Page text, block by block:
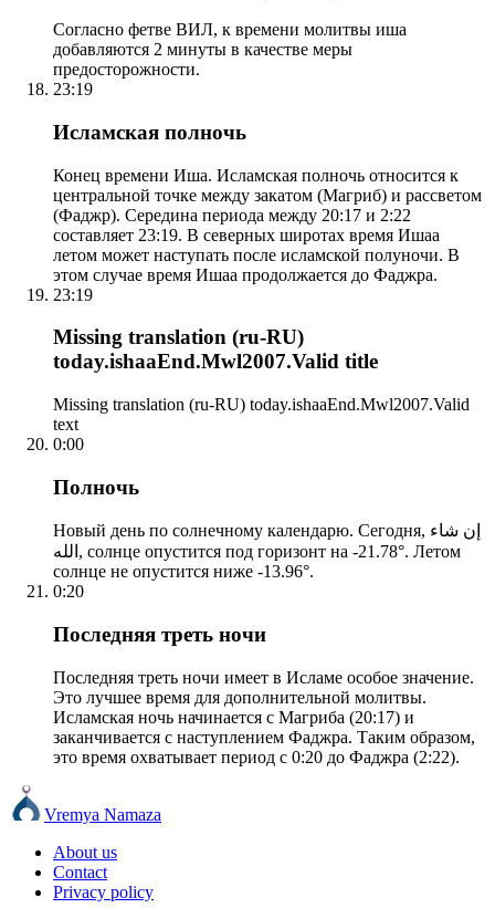
Согласно фетве ВИЛ, к времени молитвы иша
добавляются 2 минуты в качестве меры
предосторожности.
23:19
Исламская полночь
Конец времени Иша. Исламская полночь относится к
центральной точке между закатом (Магриб) и рассветом
(Фаджр). Середина периода между 20:17 и 2:22
составляет 23:19. В северных широтах время Ишаа
летом может наступать после исламской полуночи. В
этом случае время Ишаа продолжается до Фаджра.
23:19
Missing translation (ru-RU)
today.ishaaEnd.Mwl2007.Valid title
Missing translation (ru-RU) today.ishaaEnd.Mwl2007.Valid
text
0:00
Полночь
Новый день по солнечному календарю. Сегодня, إن شاء
الله, солнце опустится под горизонт на -21.78°. Летом
солнце не опустится ниже -13.96°.
0:20
Последняя треть ночи
Последняя треть ночи имеет в Исламе особое значение.
Это лучшее время для дополнительной молитвы.
Исламская ночь начинается с Магриба (20:17) и
заканчивается с наступлением Фаджра. Таким образом,
это время охватывает период с 0:20 до Фаджра (2:22).
Vremya Namaza
About us
Contact
Privacy policy